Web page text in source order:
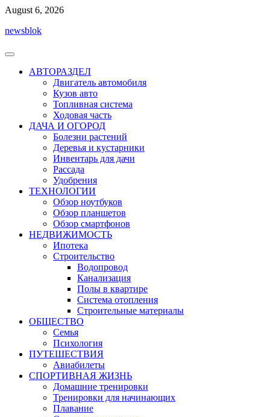
Перейти
содержимому
August 6, 2026
newsblok
АВТОРАЗДЕЛ
Двигатель автомобиля
Кузов авто
Топливная система
Ходовая часть
ДАЧА И ОГОРОД
Болезни растений
Деревья и кустарники
Инвентарь для дачи
Рассада
Удобрения
ТЕХНОЛОГИИ
Обзор ноутбуков
Обзор планшетов
Обзор смартфонов
НЕДВИЖИМОСТЬ
Ипотека
Строительство
Водопровод
Канализация
Полы в квартире
Система отопления
Строительные материалы
ОБЩЕСТВО
Семья
Психология
ПУТЕШЕСТВИЯ
Авиабилеты
СПОРТИВНАЯ ЖИЗНЬ
Домашние тренировки
Тренировки для начинающих
Плавание